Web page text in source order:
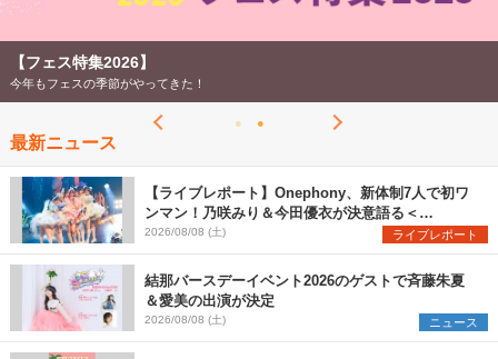
【フェス特集2026】
今年もフェスの季節がやってきた！
最新ニュース
【ライブレポート】Onephony、新体制7人で初ワ
ンマン！乃咲みり＆今田優衣が決意語る＜
Onephony新体制1st Oneman Live はじまりの夏
＞
2026/08/08 (土) ライブレポート
結那バースデーイベント2026のゲストで斉藤朱夏
＆愛美の出演が決定
2026/08/08 (土) ニュース